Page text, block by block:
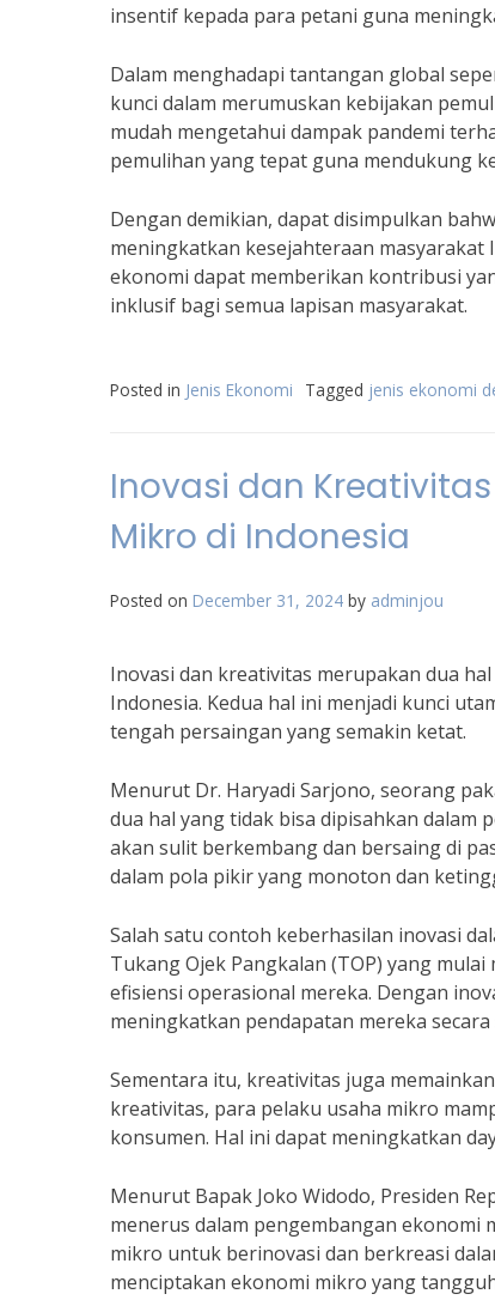
insentif kepada para petani guna
Dalam menghadapi tantangan global
kunci dalam merumuskan kebijakan
mudah mengetahui dampak pandemi
pemulihan yang tepat guna mendukung
Dengan demikian, dapat disimpulkan
meningkatkan kesejahteraan
ekonomi dapat memberikan kontribusi
inklusif bagi semua lapisan masyarakat.
Posted in Jenis Ekonomi Tagged jenis ekonomi
Inovasi dan
Mikro di Indonesia
Posted on December 31, 2024 by adminjou
Inovasi dan kreativitas merupakan dua
Indonesia. Kedua hal ini menjadi kunci
tengah persaingan yang semakin ketat.
Menurut Dr. Haryadi Sarjono, seorang
dua hal yang tidak bisa dipisahkan dalam
akan sulit berkembang dan bersaing di
dalam pola pikir yang monoton dan
Salah satu contoh keberhasilan inovasi
Tukang Ojek Pangkalan (TOP) yang
efisiensi operasional mereka. Dengan
meningkatkan pendapatan mereka
Sementara itu, kreativitas juga
kreativitas, para pelaku usaha mikro
konsumen. Hal ini dapat meningkatkan
Menurut Bapak Joko Widodo, Presiden
menerus dalam pengembangan ekonomi
mikro untuk berinovasi dan berkreasi
menciptakan ekonomi mikro yang